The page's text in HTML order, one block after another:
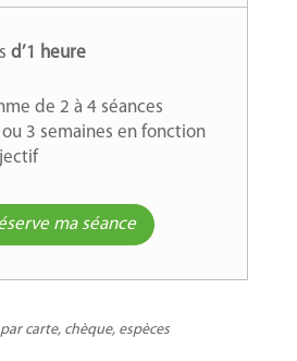
d’1 heure
de 2 à 4 séances
3 semaines en fonction
ma séance
carte, chèque, espèces